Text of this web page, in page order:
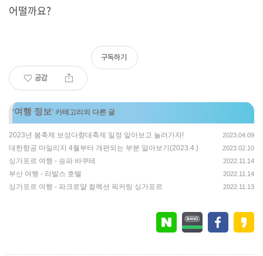
어떨까요?
공감
구독하기
'여행 정보' 카테고리의 다른 글
2023년 봄축제 보성다향대축제 일정 알아보고 놀러가자! 2023.04.09
대한항공 마일리지 4월부터 개편되는 부분 알아보기(2023.4.) 2023.02.10
싱가포르 여행 - 송파 바쿠테 2022.11.14
부산 여행 - 라발스 호텔 2022.11.14
싱가포르 여행 - 파크로얄 컬렉션 픽커링 싱가포르 2022.11.13